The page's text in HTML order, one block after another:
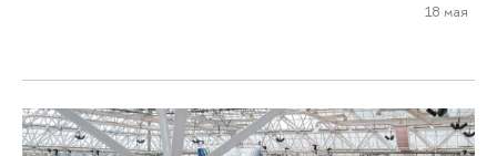
18 мая